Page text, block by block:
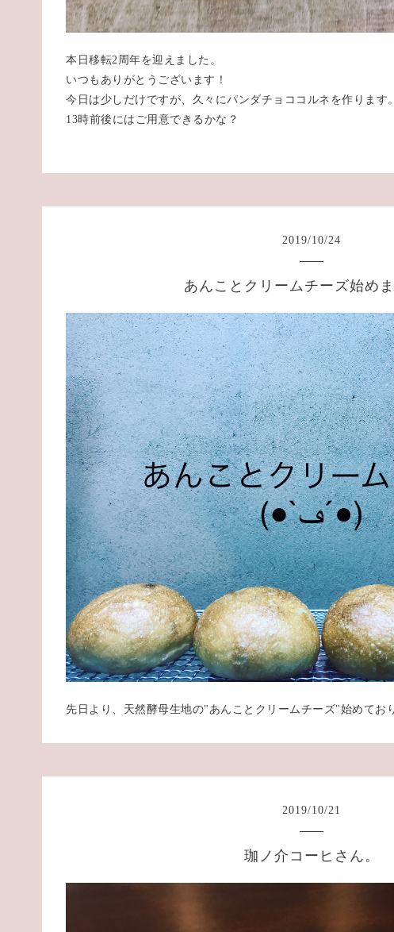
本日移転2周年を迎えました。
いつもありがとうございます！
今日は少しだけですが、久々にパンダチョココルネを作ります
13時前後にはご用意できるかな？
2019/10/24
あんことクリームチーズ始め
先日より、天然酵母生地の"あんことクリームチーズ"始めてお
2019/10/21
珈ノ介コーヒさん。